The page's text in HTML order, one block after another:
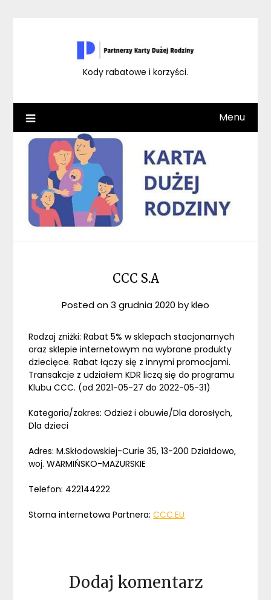
Kody rabatowe i korzyści.
Menu
CCC S.A
Posted on3 grudnia 2020 bykleo
Rodzaj zniżki: Rabat 5% w sklepach stacjonarnych
oraz sklepie internetowym na wybrane produkty
dziecięce. Rabat łączy się z innymi promocjami.
Transakcje z udziałem KDR liczą się do programu
Klubu CCC. (od 2021-05-27 do 2022-05-31)
Kategoria/zakres: Odzież i obuwie/Dla dorosłych,
Dla dzieci
Adres: M.Skłodowskiej-Curie 35, 13-200 Działdowo,
woj. WARMIŃSKO-MAZURSKIE
Telefon: 422144222
Storna internetowa Partnera:CCC.EU
Dodaj komentarz